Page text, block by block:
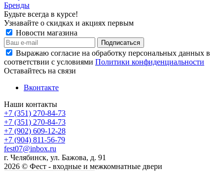
Бренды
Будьте всегда в курсе!
Узнавайте о скидках и акциях первым
Новости магазина
Выражаю согласие на обработку персональных данных в
соответствии с условиями Политики конфиденциальности
Оставайтесь на связи
Вконтакте
Наши контакты
+7 (351) 270-84-73
+7 (351) 270-84-73
+7 (902) 609-12-28
+7 (904) 811-56-79
fest07@inbox.ru
г. Челябинск, ул. Бажова, д. 91
2026 © Фест - входные и межкомнатные двери